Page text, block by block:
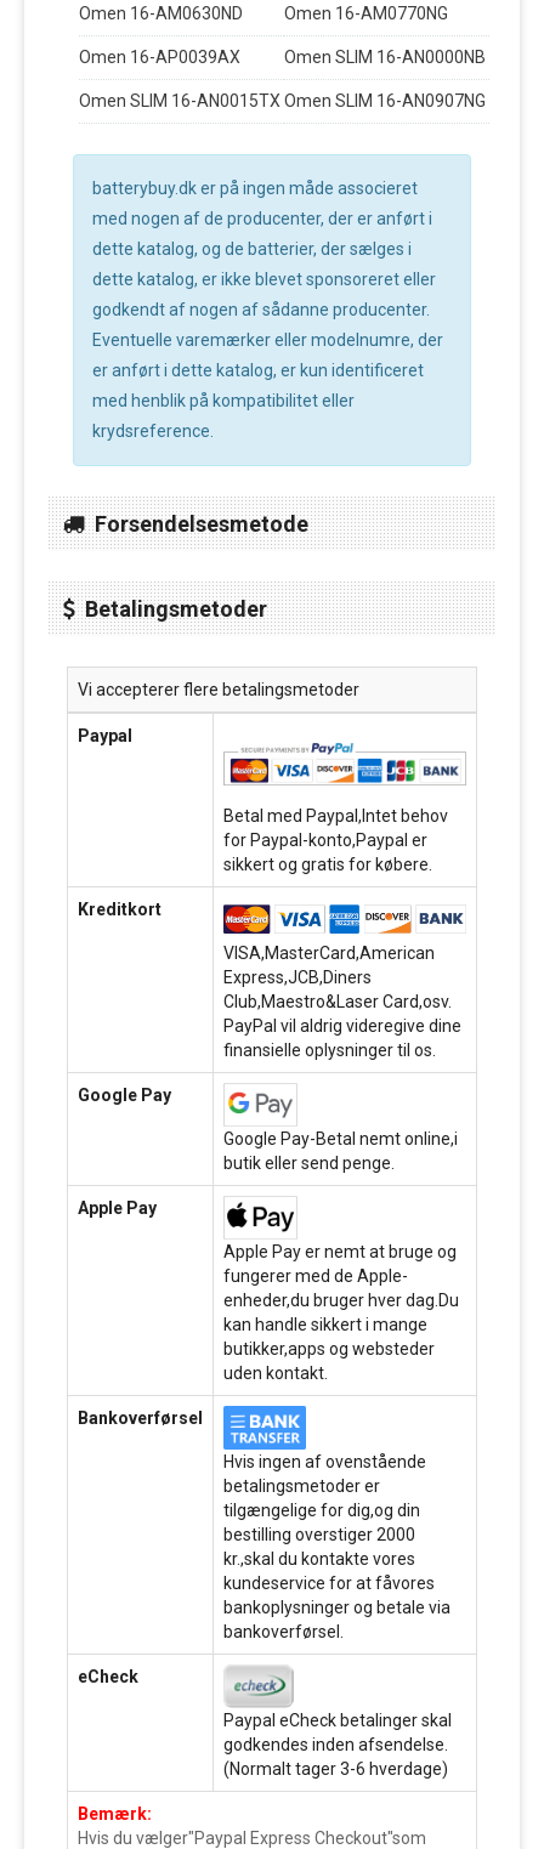
Omen 16-AM0630ND Omen 16-AM0770NG
Omen 16-AP0039AX Omen SLIM 16-AN0000NB
Omen SLIM 16-AN0015TX Omen SLIM 16-AN0907NG
batterybuy.dk er på ingen måde associeret
med nogen af de producenter, der er anført i
dette katalog, og de batterier, der sælges i
dette katalog, er ikke blevet sponsoreret eller
godkendt af nogen af sådanne producenter.
Eventuelle varemærker eller modelnumre, der
er anført i dette katalog, er kun identificeret
med henblik på kompatibilitet eller
krydsreference.
Forsendelsesmetode
Betalingsmetoder
Vi accepterer flere betalingsmetoder
Paypal
Betal med Paypal,Intet behov
for Paypal-konto,Paypal er
sikkert og gratis for købere.
Kreditkort
VISA,MasterCard,American
Express,JCB,Diners
Club,Maestro&Laser Card,osv.
PayPal vil aldrig videregive dine
finansielle oplysninger til os.
Google Pay
Google Pay-Betal nemt online,i
butik eller send penge.
Apple Pay
Apple Pay er nemt at bruge og
fungerer med de Apple-
enheder,du bruger hver dag.Du
kan handle sikkert i mange
butikker,apps og websteder
uden kontakt.
Bankoverførsel
Hvis ingen af ovenstående
betalingsmetoder er
tilgængelige for dig,og din
bestilling overstiger 2000
kr.,skal du kontakte vores
kundeservice for at fåvores
bankoplysninger og betale via
bankoverførsel.
eCheck
Paypal eCheck betalinger skal
godkendes inden afsendelse.
(Normalt tager 3-6 hverdage)
Bemærk:
Hvis du vælger"Paypal Express Checkout"som